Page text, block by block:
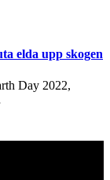
elda upp skogen
Day 2022,